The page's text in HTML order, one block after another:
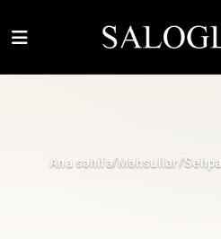
Ana səhifə/Məhsullar /